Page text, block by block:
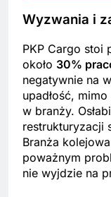
Wyzwania i
PKP Cargo stoi
około 30%
negatywnie na
upadłość,
w branży.
restrukturyzacji
Branża
poważnym
nie wyjdzie na